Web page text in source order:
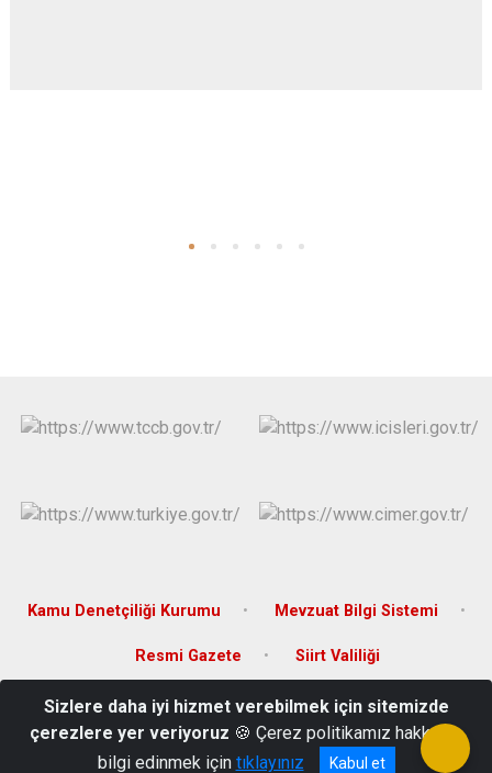
Kamu Denetçiliği Kurumu Mevzuat Bilgi Sistemi
Resmi Gazete Siirt Valiliği
Kültür Mahallesi, Barış Cd. No: 34, Kurtalan / Siirt
0484 411 20 01 - 30 01
Sizlere daha iyi hizmet verebilmek için sitemizde
çerezlere yer veriyoruz 🍪 Çerez politikamız hakkında
bilgi edinmek için tıklayınız Kabul et